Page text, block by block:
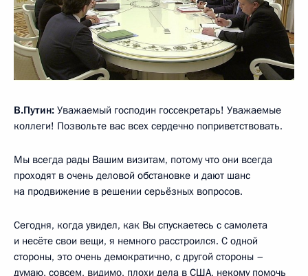
В.Путин: Уважаемый господин госсекретарь! Уважаемые
коллеги! Позвольте вас всех сердечно поприветствовать.
Мы всегда рады Вашим визитам, потому что они всегда
проходят в очень деловой обстановке и дают шанс
на продвижение в решении серьёзных вопросов.
Сегодня, когда увидел, как Вы спускаетесь с самолета
и несёте свои вещи, я немного расстроился. С одной
стороны, это очень демократично, с другой стороны –
думаю, совсем, видимо, плохи дела в США, некому помочь